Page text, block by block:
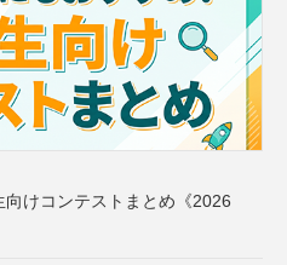
けコンテストまとめ《2026